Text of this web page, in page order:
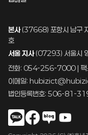
본사(37668) 포항시 남구
호
서울 지사(07293) 서울시
전화: 054-256-7000 |
이메일:
법인등록번호: 506-81-